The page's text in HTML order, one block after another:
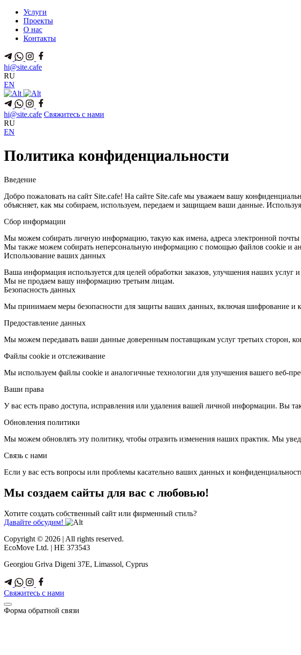
Услуги
Проекты
О нас
Контакты
hi@site.cafe
RU
EN
hi@site.cafe Свяжитесь с нами
RU
EN
Политика конфиденциальности
Введение
Добро пожаловать на сайт Site.cafe! На сайте Site.cafe мы уважаем вашу
объясняет, как мы собираем, используем, передаем и защищаем ваши данные.
Сбор информации
Мы можем собирать личную информацию, такую как имена, адреса электронной почты
Мы также можем собирать неперсональную информацию с помощью файлов cookie и
Использование ваших данных
Ваша информация используется для целей обработки заказов, улучшения наших услуг
Мы не продаем вашу информацию третьим лицам.
Безопасность данных
Мы принимаем меры безопасности для защиты ваших данных, включая шифрование и
Предоставление данных
Мы можем передавать ваши данные доверенным поставщикам услуг третьих сторон,
Файлы cookie и отслеживание
Мы используем файлы cookie и аналогичные технологии для улучшения вашего веб-
Ваши права
У вас есть право доступа, исправления или удаления вашей личной информации. Вы
Обновления политики
Мы можем обновлять эту политику, чтобы отразить изменения наших практик. Мы
Связь с нами
Если у вас есть вопросы или проблемы касательно ваших данных и
Мы создаем сайты для вас с любовью!
Хотите создать собственный сайт или фирменный стиль?
Давайте обсудим!
Copyright © 2026 | All rights reserved.
EcoMove Ltd. | HE 373543
Georgiou Griva Digeni 37E, Limassol, Cyprus
Свяжитесь с нами
Форма обратной связи